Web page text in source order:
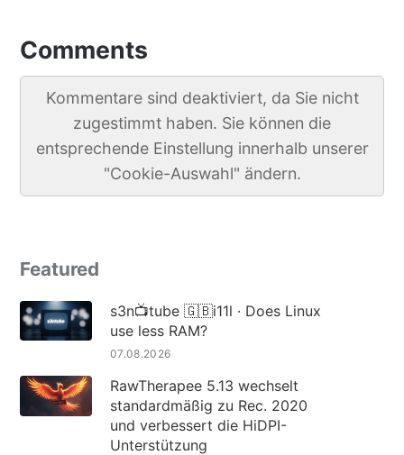
Comments
Kommentare sind deaktiviert, da Sie nicht
zugestimmt haben. Sie können die
entsprechende Einstellung innerhalb unserer
"Cookie-Auswahl" ändern.
Featured
s3n📺tube 🇬🇧i11l · Does Linux
use less RAM?
07.08.2026
RawTherapee 5.13 wechselt
standardmäßig zu Rec. 2020
und verbessert die HiDPI-
Unterstützung